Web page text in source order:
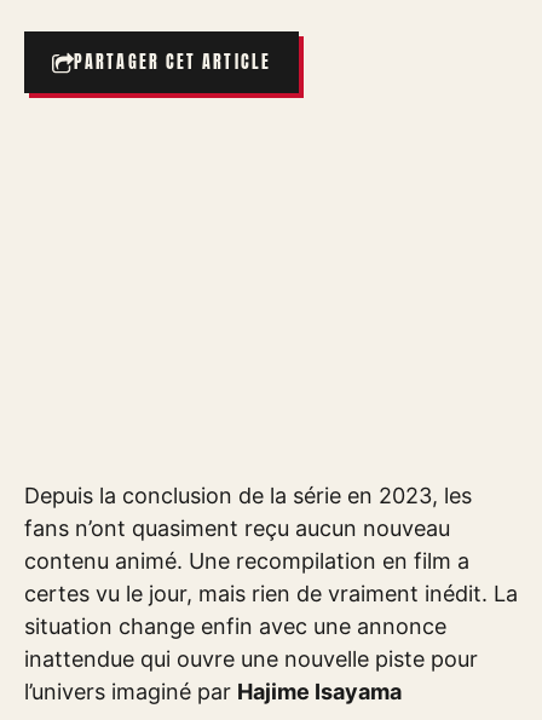
PARTAGER CET ARTICLE
Depuis la conclusion de la série en 2023, les
fans n’ont quasiment reçu aucun nouveau
contenu animé. Une recompilation en film a
certes vu le jour, mais rien de vraiment inédit. La
situation change enfin avec une annonce
inattendue qui ouvre une nouvelle piste pour
l’univers imaginé par Hajime Isayama